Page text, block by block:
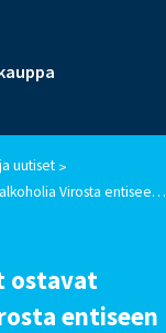
uutiset >
Suomalaiset ostavat alkoholia Virosta entiseen malliin, laskua vain isoissa lasteissa
ostavat
entiseen